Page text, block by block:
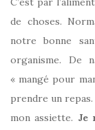
de choses.
notre bonne
organisme. De
« mangé pour
prendre un
mon assiette. Je